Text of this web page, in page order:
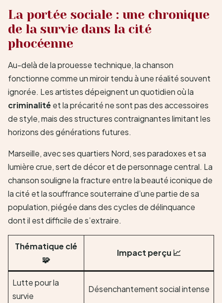
La portée sociale : une chronique
de la survie dans la cité
phocéenne
Au-delà de la prouesse technique, la chanson
fonctionne comme un miroir tendu à une réalité souvent
ignorée. Les artistes dépeignent un quotidien où la
criminalité et la précarité ne sont pas des accessoires
de style, mais des structures contraignantes limitant les
horizons des générations futures.
Marseille, avec ses quartiers Nord, ses paradoxes et sa
lumière crue, sert de décor et de personnage central. La
chanson souligne la fracture entre la beauté iconique de
la cité et la souffrance souterraine d’une partie de sa
population, piégée dans des cycles de délinquance
dont il est difficile de s’extraire.
Thématique clé
🧩
Impact perçu 📈
Lutte pour la
survie
Désenchantement social intense